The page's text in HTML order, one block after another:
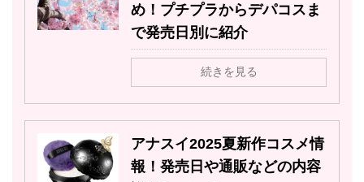
め！プチプラからデパコスま
で発売日別に紹介
続きを見る
アナスイ2025夏新作コスメ情
報！発売日や通販などの内容